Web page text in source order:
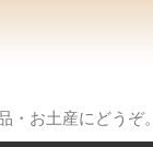
・お土産にどうぞ。